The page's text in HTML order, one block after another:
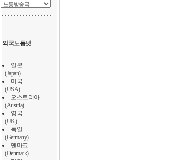
외국노동넷
일본
(Japan)
미국
(USA)
오스트리아
(Austria)
영국
(UK)
독일
(Germany)
덴마크
(Denmark)